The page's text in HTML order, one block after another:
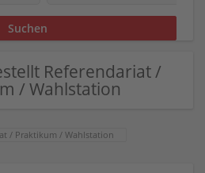
Referendariat /
/ Wahlstation
/ Praktikum / Wahlstation